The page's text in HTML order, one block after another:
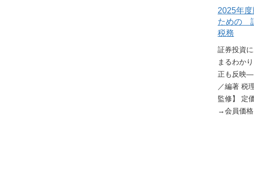
2025年
ための
税務
証券投資
まるわか
正も反映―
／編著 税
監修】 定
→会員価格